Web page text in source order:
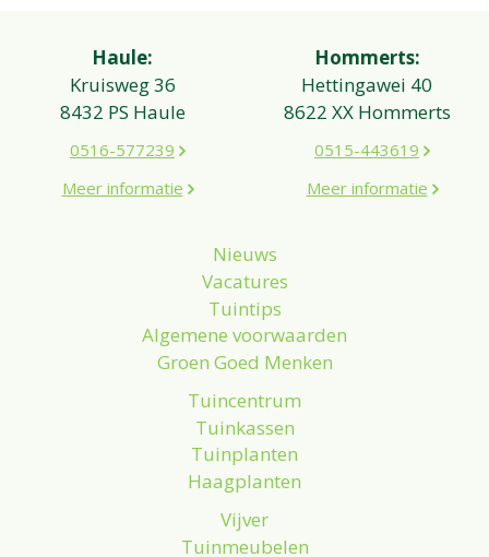
Haule:
Kruisweg 36
8432 PS Haule
0516-577239
Meer informatie
Hommerts:
Hettingawei 40
8622 XX Hommerts
0515-443619
Meer informatie
Nieuws
Vacatures
Tuintips
Algemene voorwaarden
Groen Goed Menken
Tuincentrum
Tuinkassen
Tuinplanten
Haagplanten
Vijver
Tuinmeubelen